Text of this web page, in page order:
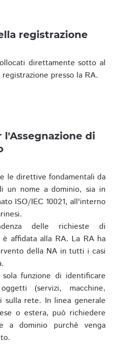
registrazione
direttamente sotto al
presso la RA.
l'Assegnazione di
le direttive fondamentali da
un nome a dominio, sia in
ISO/IEC 10021, all'interno
delle richieste di
affidata alla RA. La RA ha
della NA in tutti i casi
funzione di identificare
(servizi, macchine,
sulla rete. In linea generale
o estera, può richiedere
a dominio purchè venga